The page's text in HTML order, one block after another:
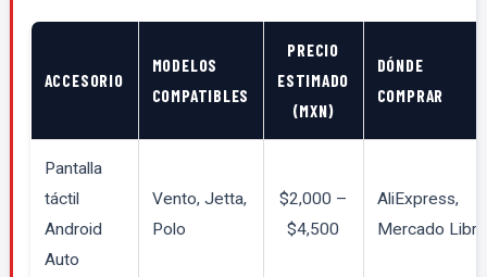
ACCESORIO
MODELOS
COMPATIBLES
PRECIO
ESTIMADO
(MXN)
DÓNDE
COMPRAR
Pantalla
táctil
Android
Auto
Vento, Jetta,
Polo
$2,000 –
$4,500
AliExpress,
Mercado Libre